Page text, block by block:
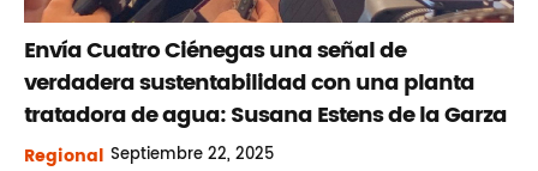
Envía Cuatro Ciénegas una señal de
verdadera sustentabilidad con una planta
tratadora de agua: Susana Estens de la Garza
Regional Septiembre22, 2025